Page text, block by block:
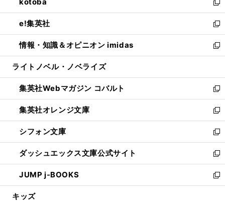
で
開
く
ド
ウ
で
開
く
ィ
ン
ド
ウ
で
開
い
ウ
ィ
ン
ド
ウ
開
く
新
し
い
ウ
ィ
ン
ウ
で
開
く
e!集英社
新
し
い
ウ
ン
ド
ウ
で
開
く
情報・知識＆オピニオン imidas
新
し
ウ
ィ
ン
ド
ウ
で
開
く
ライトノベル・ノベライズ
集英社Webマガジン コバルト
新
し
い
ウ
ィ
ン
ド
ウ
で
開
集英社オレンジ文庫
新
し
い
ウ
ィ
ン
ド
ウ
シフォン文庫
新
し
い
ウ
ィ
ン
ダッシュエックス文庫公式サイト
新
し
い
ウ
JUMP j-BOOKS
新
し
キッズ